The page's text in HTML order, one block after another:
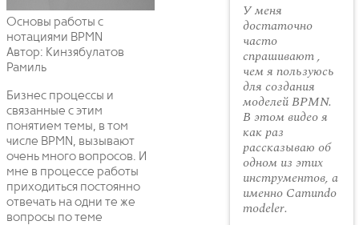
Основы работы с
нотациями BPMN
Автор: Кинзябулатов
Рамиль
Бизнес процессы и
связанные с этим
понятием темы, в том
числе BPMN, вызывают
очень много вопросов. И
мне в процессе работы
приходиться постоянно
отвечать на одни те же
вопросы по теме
У меня
достаточно
часто
спрашивают ,
чем я пользуюсь
для создания
моделей BPMN.
В этом видео я
как раз
рассказываю об
одном из этих
инструментов, а
именно Camundo
modeler.